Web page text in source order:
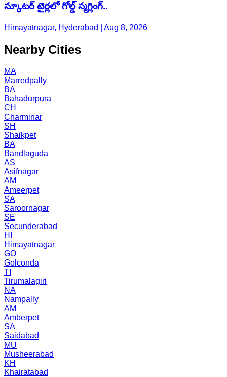
స్కూటర్ టైర్లలో గోల్డ్ స్మగ్లింగ్..
Himayatnagar, Hyderabad | Aug 8, 2026
Nearby Cities
MA
Marredpally
BA
Bahadurpura
CH
Charminar
SH
Shaikpet
BA
Bandlaguda
AS
Asifnagar
AM
Ameerpet
SA
Saroornagar
SE
Secunderabad
HI
Himayatnagar
GO
Golconda
TI
Tirumalagiri
NA
Nampally
AM
Amberpet
SA
Saidabad
MU
Musheerabad
KH
Khairatabad